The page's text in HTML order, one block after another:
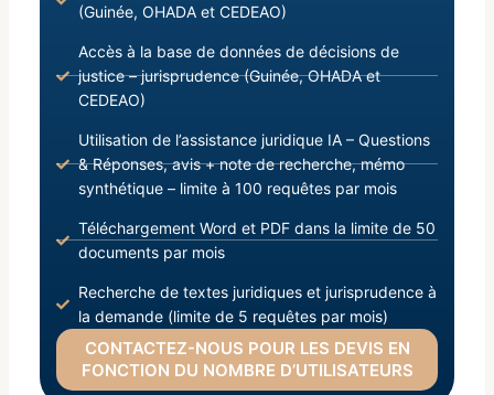
(Guinée, OHADA et CEDEAO)
Accès à la base de données de décisions de
justice – jurisprudence (Guinée, OHADA et
CEDEAO)
Utilisation de l’assistance juridique IA – Questions
& Réponses, avis + note de recherche, mémo
synthétique – limite à 100 requêtes par mois
Téléchargement Word et PDF dans la limite de 50
documents par mois
Recherche de textes juridiques et jurisprudence à
la demande (limite de 5 requêtes par mois)
CONTACTEZ-NOUS POUR LES DEVIS EN
FONCTION DU NOMBRE D’UTILISATEURS